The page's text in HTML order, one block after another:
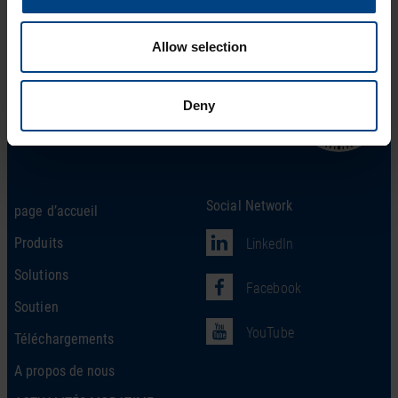
Allow selection
Deny
page d’accueil
Produits
Solutions
Soutien
Téléchargements
A propos de nous
Social Network
LinkedIn
Facebook
YouTube